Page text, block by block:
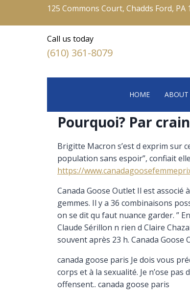
125 Commons Court, Chadds Ford, PA
Call us today
(610) 361-8079
HOME ABOUT
Pourquoi? Par
Brigitte Macron s’est d exprim sur
population sans espoir”, confiait
https://
Canada Goose Outlet Il est associé
gemmes. Il y a 36 combinaisons
on se dit qu faut nuance garder. ”
Claude Sérillon n rien d Claire
souvent après 23 h. Canada Goose
canada goose paris Je dois vous
corps et à la sexualité. Je n’ose pas
offensent.. canada goose paris